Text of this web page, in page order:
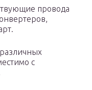
провода
с